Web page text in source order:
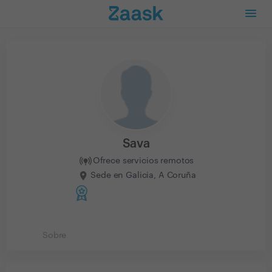
Sava
Ofrece servicios remotos
Sede en Galicia, A Coruña
Sobre